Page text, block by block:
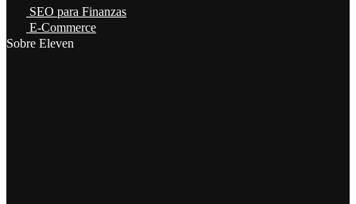
SEO para Finanzas
E-Commerce
Sobre Eleven